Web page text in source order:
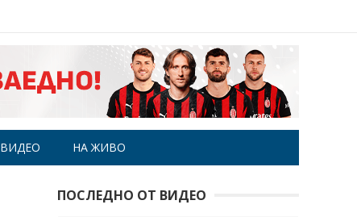
ВИДЕО НА ЖИВО
ПОСЛЕДНО ОТ ВИДЕО